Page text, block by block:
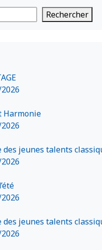
Rechercher
Harmonie
des jeunes talents
des jeunes talents